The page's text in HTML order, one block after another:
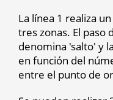
La línea 1 realiza
tres zonas. El paso
denomina 'salto' y
en función del
entre el punto de